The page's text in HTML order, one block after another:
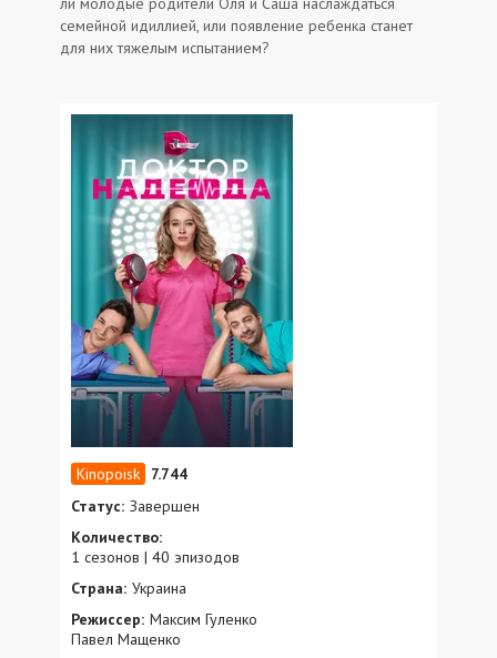
семейной идиллией, или появление ребенка станет
для них тяжелым испытанием?
7.744
Статус: Завершен
Количество:
1 сезонов | 40 эпизодов
Страна: Украина
Режиссер: Максим Гуленко
Павел Мащенко